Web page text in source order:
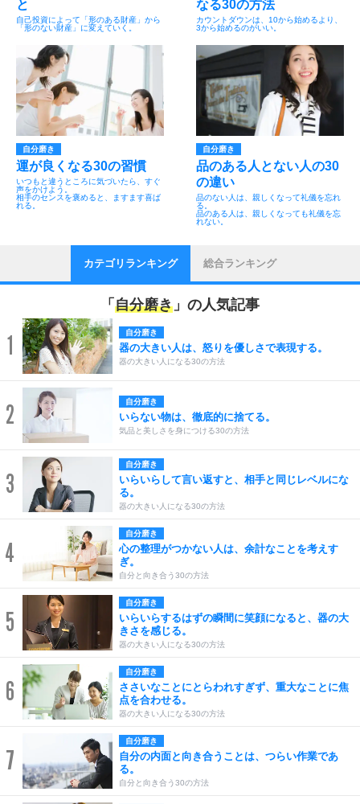
と
自己投資によって「形のある財産」から
「形のない財産」に変えていく。
なる30の方法
カウントダウンは、10から始めるより、
3から始めるのがいい。
自分磨き
運が良くなる30の習慣
いつもと違うところに気づいたら、すぐ
声をかけよう。
相手のセンスを褒めると、ますます喜ば
れる。
自分磨き
品のある人とない人の30
の違い
品のない人は、親しくなって礼儀を忘れ
る。
品のある人は、親しくなっても礼儀を忘
れない。
カテゴリランキング 総合ランキング
「 自分磨き 」の人気記事
1 自分磨き
器の大きい人は、怒りを優しさで表現する。
器の大きい人になる30の方法
2 自分磨き
いらない物は、徹底的に捨てる。
気品と美しさを身につける30の方法
3
自分磨き
いらいらして言い返すと、相手と同じレベルにな
る。
器の大きい人になる30の方法
4
自分磨き
心の整理がつかない人は、余計なことを考えす
ぎ。
自分と向き合う30の方法
5
自分磨き
いらいらするはずの瞬間に笑顔になると、器の大
きさを感じる。
器の大きい人になる30の方法
6
自分磨き
ささいなことにとらわれすぎず、重大なことに焦
点を合わせる。
器の大きい人になる30の方法
7
自分磨き
自分の内面と向き合うことは、つらい作業であ
る。
自分と向き合う30の方法